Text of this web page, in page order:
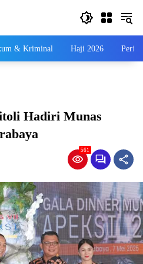
& Kriminal Haji 2026
Hadiri Munas
561